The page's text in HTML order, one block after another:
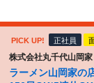
PICK UP! 正社員
株式会社丸千代山岡家
ラーメン山岡家の